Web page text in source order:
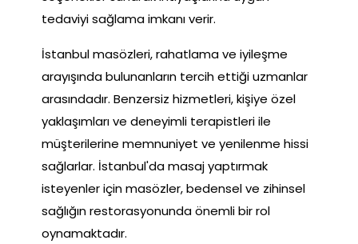
tedaviyi sağlama imkanı verir.
İstanbul masözleri, rahatlama ve iyileşme
arayışında bulunanların tercih ettiği uzmanlar
arasındadır. Benzersiz hizmetleri, kişiye özel
yaklaşımları ve deneyimli terapistleri ile
müşterilerine memnuniyet ve yenilenme hissi
sağlarlar. İstanbul'da masaj yaptırmak
isteyenler için masözler, bedensel ve zihinsel
sağlığın restorasyonunda önemli bir rol
oynamaktadır.